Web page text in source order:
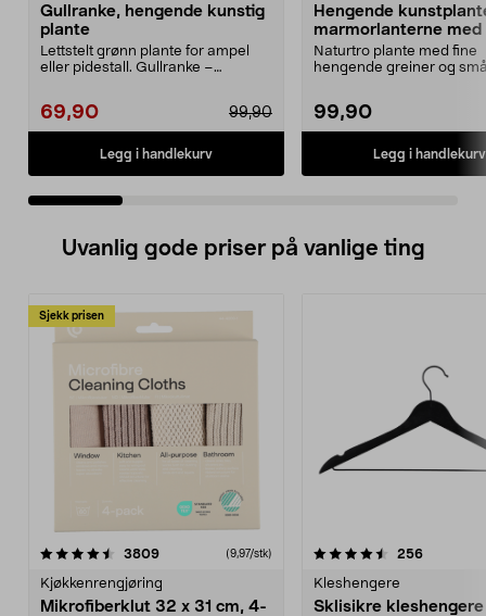
Gullranke, hengende kunstig
plante
Lettstelt grønn plante for ampel
eller pidestall. Gullranke –
69,90 99,90
Legg i handlekurv
Hengende
marmorlanterne med
54 cm
Naturtro plante med fine
hengende greiner og
99,90
Legg i handlekurv
Uvanlig gode priser på vanlige ting
Sjekk prisen
3809anmeldelser(9,97/stk)
Kjøkkenrengjøring
Mikrofiberklut 32 x 31 cm, 4-
4.5av 5 stjerner 256
Kleshengere
Sklisikre
4.5av 5 stjerner